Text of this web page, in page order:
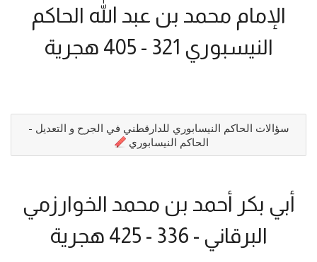
الإمام محمد بن عبد الله الحاكم
النيسبوري 321 - 405 هجرية
سؤالات الحاكم النيسابوري للدارقطني في الجرح و التعديل -
الحاكم النيسابوري
أبي بكر أحمد بن محمد الخوارزمي
البرقاني - 336 - 425 هجرية